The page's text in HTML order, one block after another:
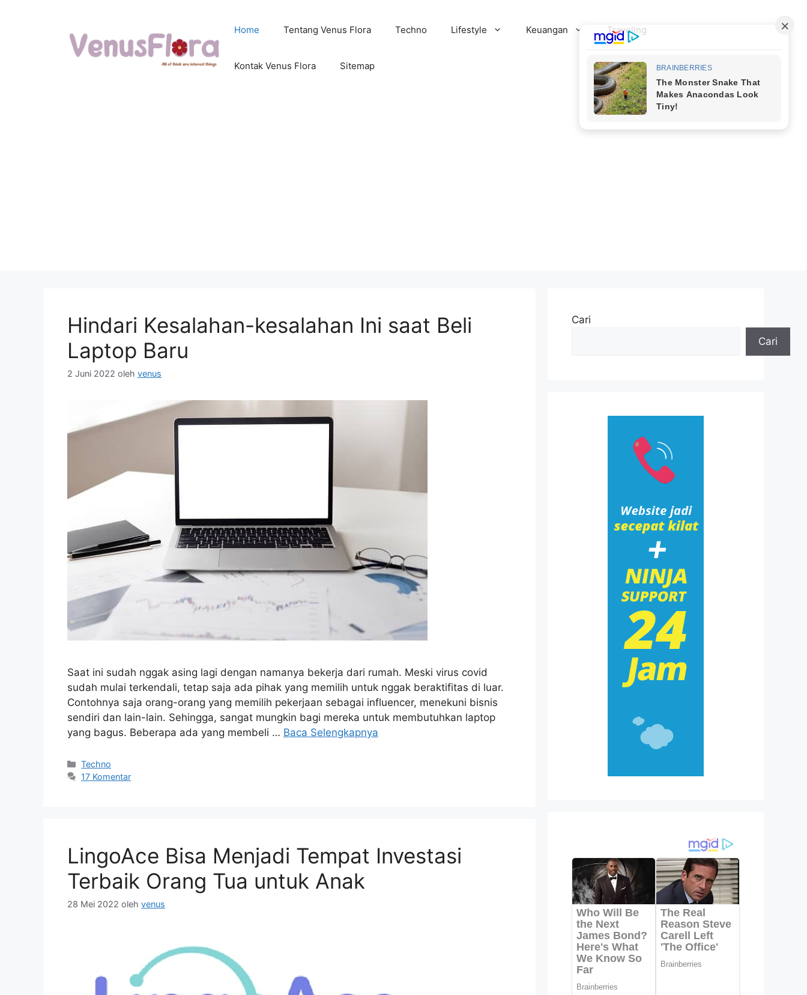
Home Tentang Venus Flora Techno Lifestyle Keuangan Traveling
Kontak Venus Flora Sitemap
Hindari Kesalahan-kesalahan Ini saat Beli
Laptop Baru
2 Juni 2022 oleh venus
Saat ini sudah nggak asing lagi dengan namanya bekerja dari rumah. Meski virus covid
sudah mulai terkendali, tetap saja ada pihak yang memilih untuk nggak beraktifitas di luar.
Contohnya saja orang-orang yang memilih pekerjaan sebagai influencer, menekuni bisnis
sendiri dan lain-lain. Sehingga, sangat mungkin bagi mereka untuk membutuhkan laptop
yang bagus. Beberapa ada yang membeli … Baca Selengkapnya
Kategori
Techno
17 Komentar
LingoAce Bisa Menjadi Tempat Investasi
Terbaik Orang Tua untuk Anak
28 Mei 2022 oleh venus
Cari
Cari